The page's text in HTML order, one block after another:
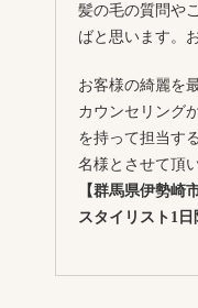
髪の毛の質問や
ばと思います。
お客様の綺麗を
カウンセリング
を持って担当す
名様とさせて頂
【群馬県伊勢崎
スタイリスト1日